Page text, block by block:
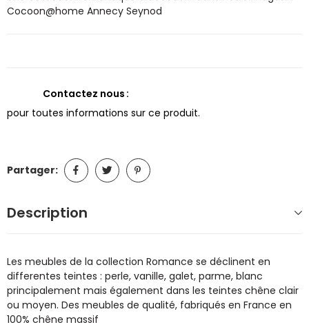
Cocoon@home Annecy Seynod
Contactez nous
pour toutes informations sur ce produit.
Partager:
Description
Les meubles de la collection Romance se déclinent en
differentes teintes : perle, vanille, galet, parme, blanc
principalement mais également dans les teintes chêne clair
ou moyen. Des meubles de qualité, fabriqués en France en
100% chêne massif